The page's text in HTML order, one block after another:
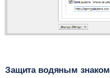
Защита водяным знаком